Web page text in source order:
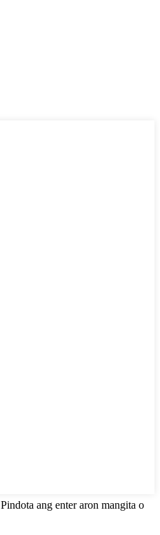
Pindota ang enter aron mangita o